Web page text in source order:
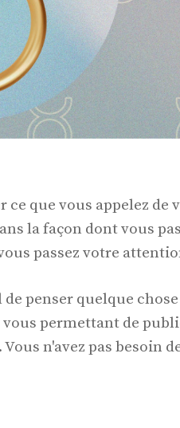
que vous appelez de
la façon dont vous
passez votre
penser quelque
permettant de
n'avez pas besoin